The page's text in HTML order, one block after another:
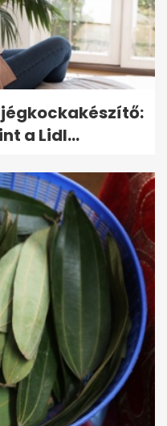
a Lidl...